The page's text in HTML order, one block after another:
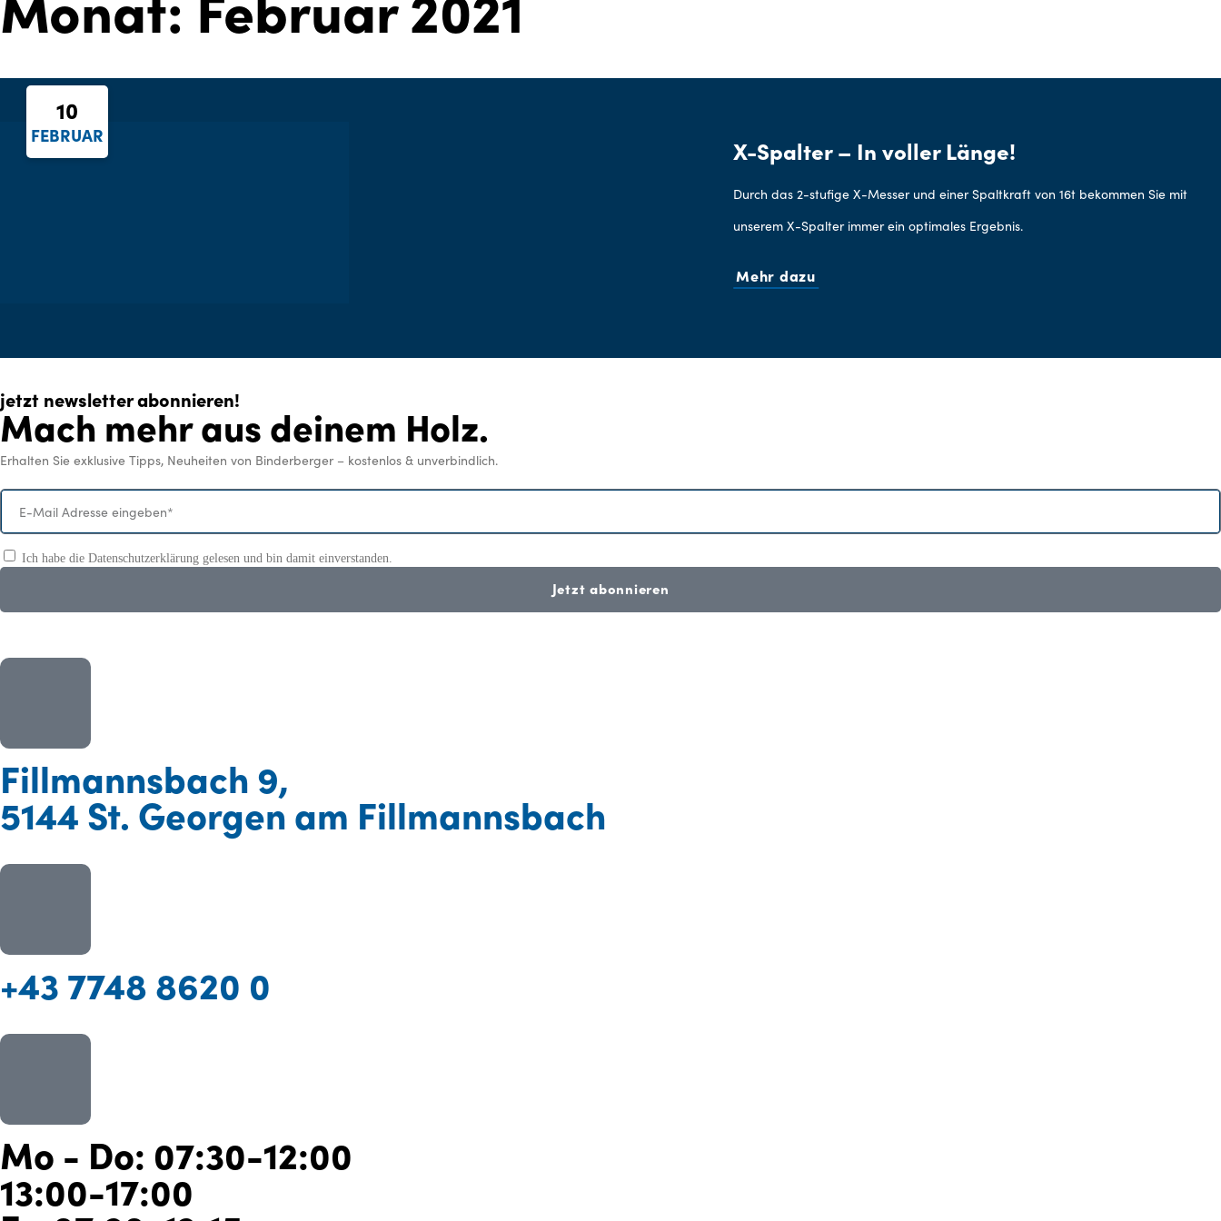
10
FEBRUAR
X-Spalter – In voller Länge!
Durch das 2-stufige X-Messer und einer Spaltkraft von 16t bekommen Sie mit
unserem X-Spalter immer ein optimales Ergebnis.
Mehr dazu
jetzt newsletter abonnieren!
Mach mehr aus deinem Holz.
Erhalten Sie exklusive Tipps, Neuheiten von Binderberger – kostenlos & unverbindlich.
Ich habe die Datenschutzerklärung gelesen und bin damit einverstanden.
Jetzt abonnieren
Fillmannsbach 9,
5144 St. Georgen am Fillmannsbach
+43 7748 8620 0
Mo - Do: 07:30-12:00
13:00-17:00